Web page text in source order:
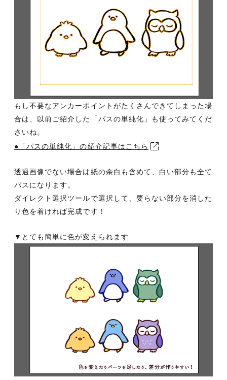
もし不要なアンカーポイントがたくさんできてしまった場
合は、以前ご紹介した「パスの単純化」も使ってみてくだ
さいね。
●「パスの単純化」の紹介記事はこちら
透過画像でない場合は紙の余白も含めて、白い部分も全て
パスになります。
ダイレクト選択ツールで選択して、要らない部分を消した
り色を着ければ完成です！
▼とても簡単に色が変えられます